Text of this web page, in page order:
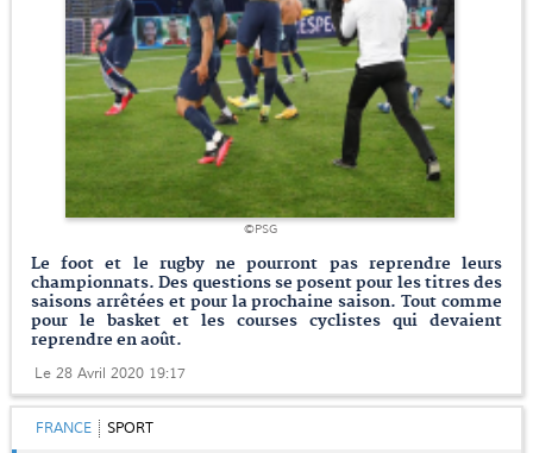
©PSG
Le foot et le rugby ne pourront pas reprendre leurs
championnats. Des questions se posent pour les titres des
saisons arrêtées et pour la prochaine saison. Tout comme
pour le basket et les courses cyclistes qui devaient
reprendre en août.
Le 28 Avril 2020 19:17
FRANCE SPORT